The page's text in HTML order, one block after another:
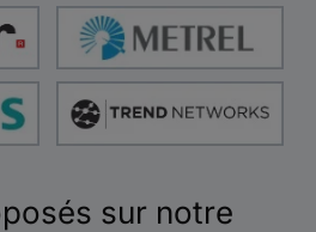
sur notre